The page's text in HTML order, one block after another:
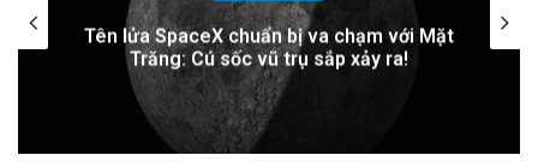
Khám Phá Máy Đào Hầm Nổ Đá Đầu Tiên
Trên Thế Giới: Bước Đột Phá Trong Công
Nghệ Xây Dựng
2 days ago
Trung Quốc áp dụng công nghệ lượng tử
để ngăn chặn tình trạng mất điện diện
rộng